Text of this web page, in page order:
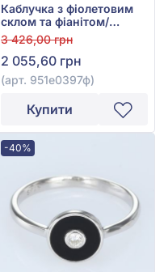
Каблучка з фіолетовим
склом та фіанітом/
куб.цирконієм із срібла
925°, арт. 951е0397ф
3 426,00 грн
2 055,60 грн
(арт. 951е0397ф)
Купити
-40%